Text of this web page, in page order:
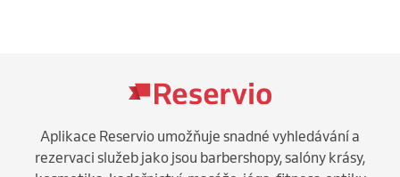
Aplikace Reservio umožňuje snadné vyhledávání a
rezervaci služeb jako jsou barbershopy, salóny krásy,